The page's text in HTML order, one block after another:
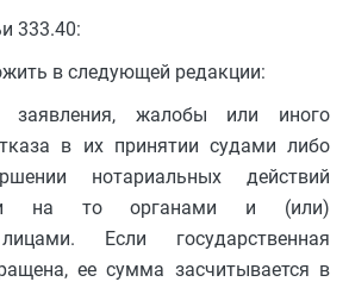
333.40:
в следующей редакции:
заявления, жалобы или иного
в их принятии судами либо
нотариальных действий
на то органами и (или)
Если государственная
ее сумма засчитывается в